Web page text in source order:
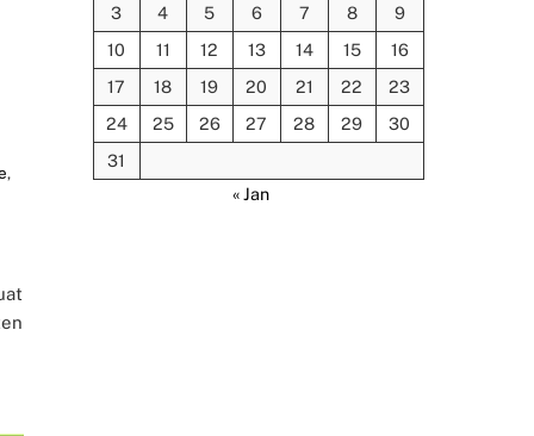
,
3
4 5 6 7 8
9
10
11 12 13 14 15
16
17
18 19 20 21 22
23
24
25 26 27 28 29
30
31
« Jan